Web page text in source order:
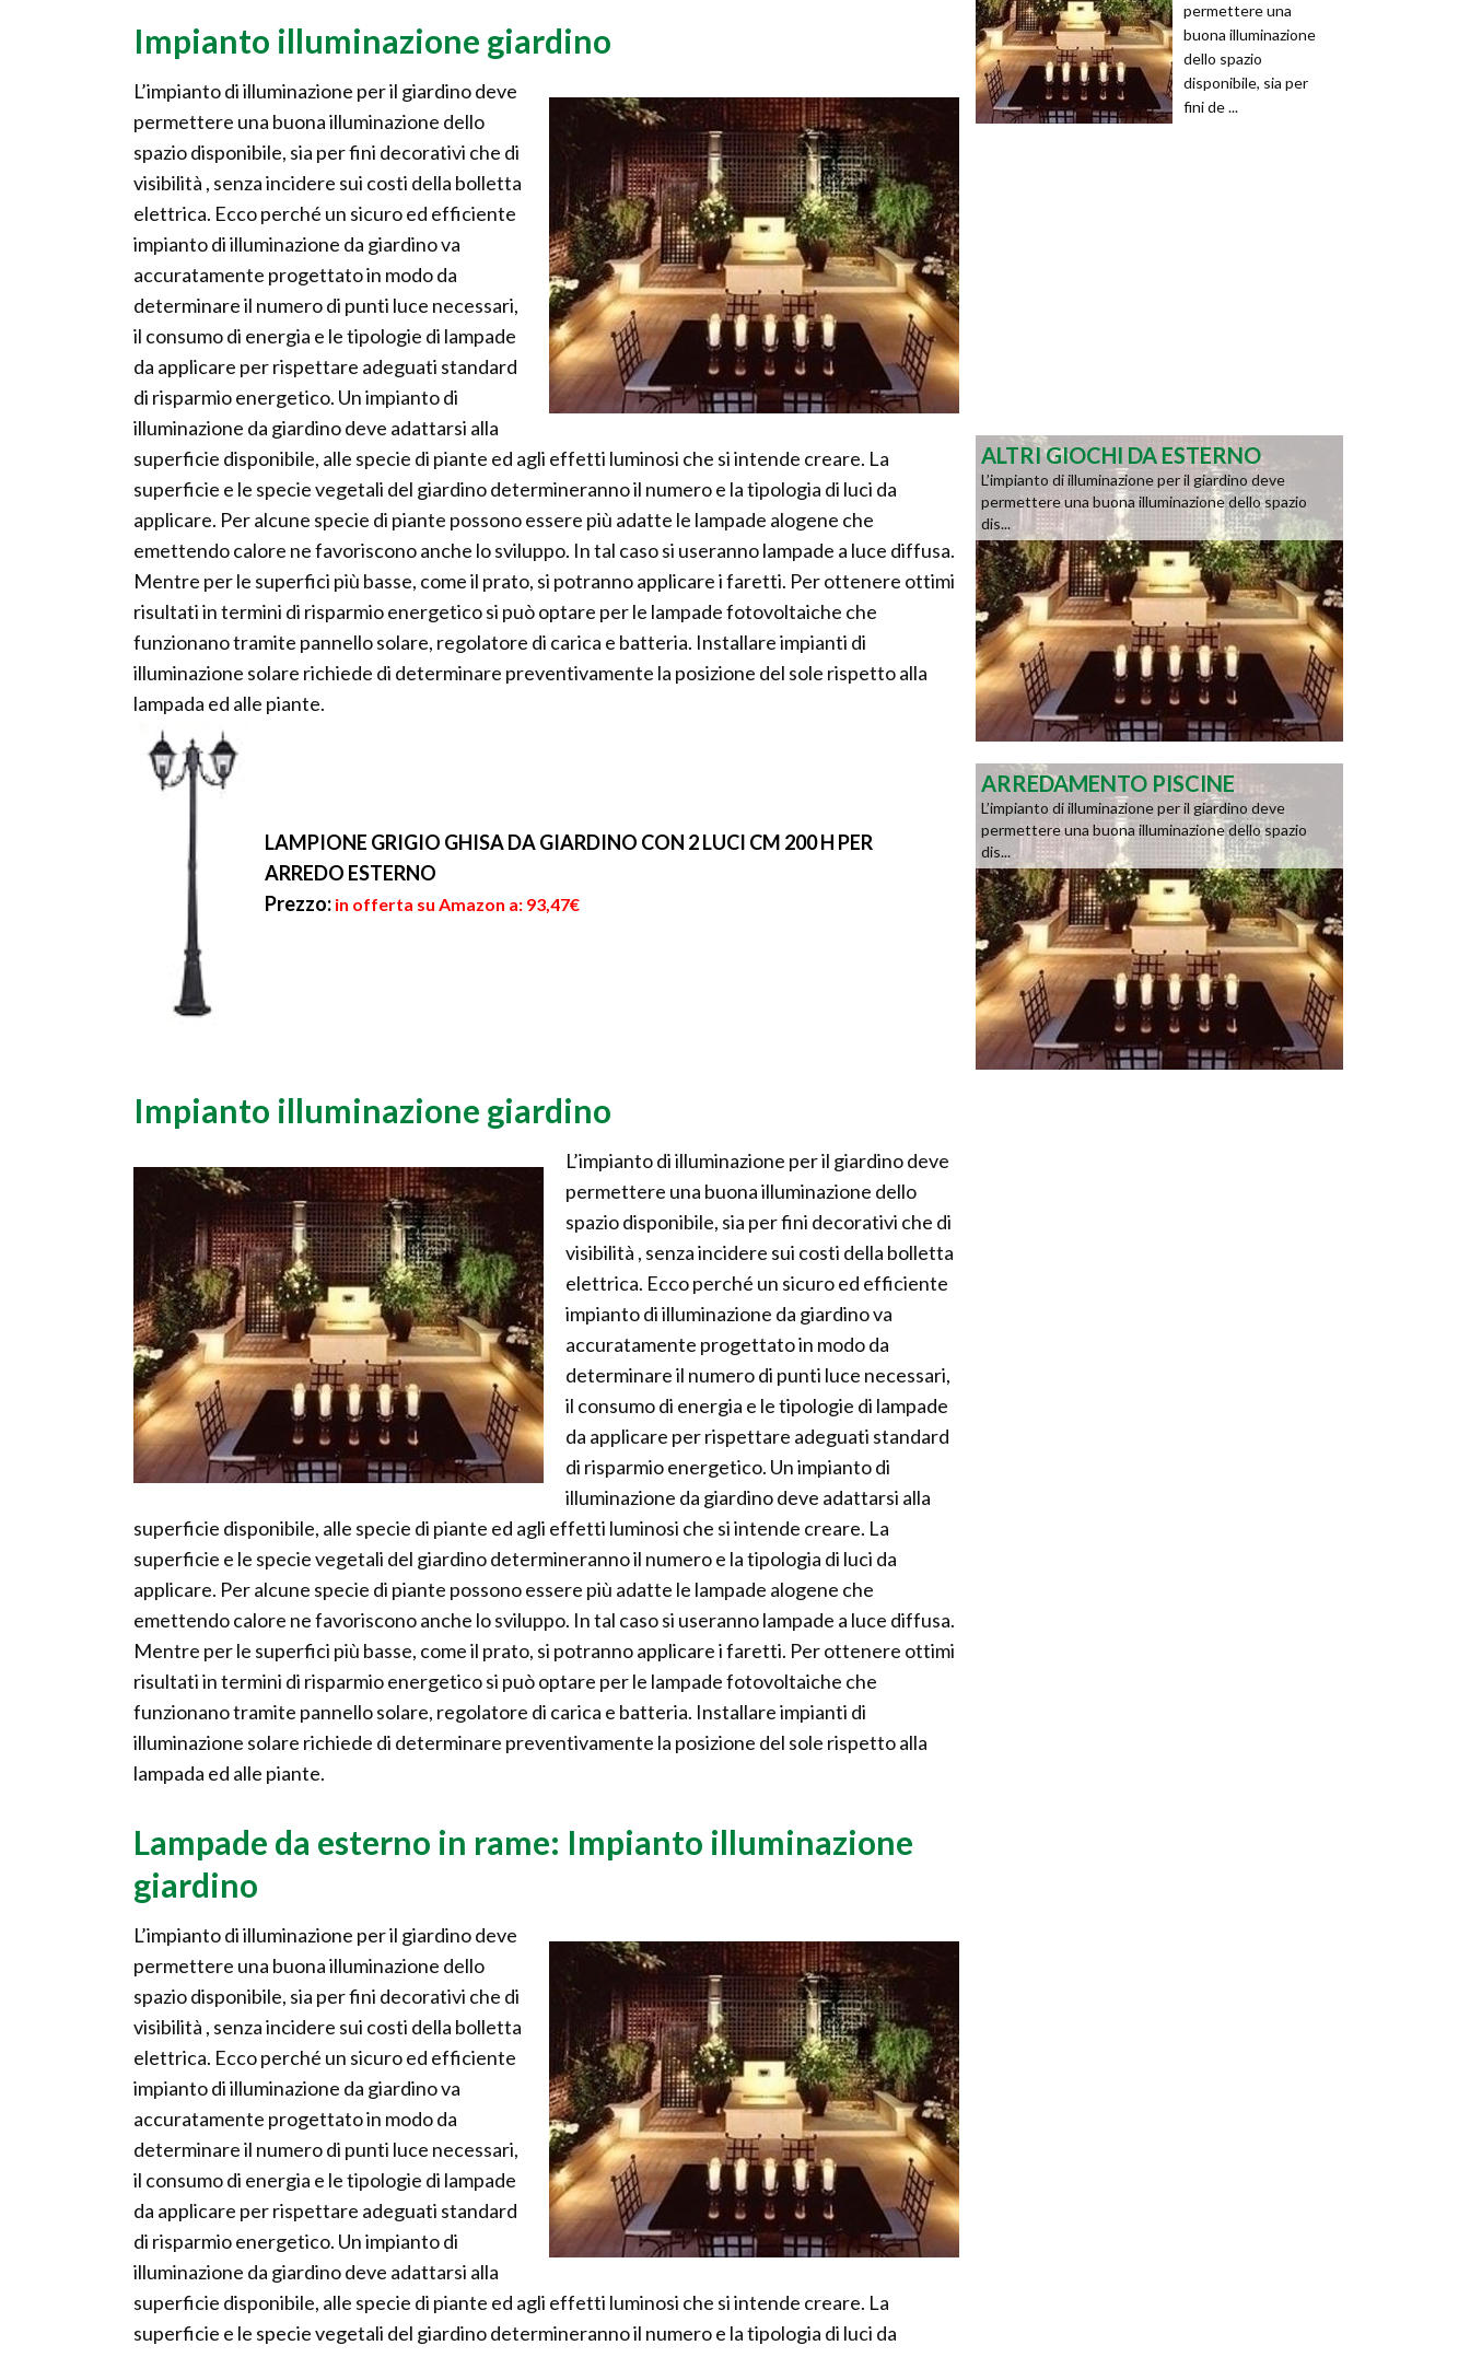
Impianto illuminazione giardino
L’impianto di illuminazione per il giardino deve
permettere una buona illuminazione dello
spazio disponibile, sia per fini decorativi che di
visibilità , senza incidere sui costi della bolletta
elettrica. Ecco perché un sicuro ed efficiente
impianto di illuminazione da giardino va
accuratamente progettato in modo da
determinare il numero di punti luce necessari,
il consumo di energia e le tipologie di lampade
da applicare per rispettare adeguati standard
di risparmio energetico. Un impianto di
illuminazione da giardino deve adattarsi alla
superficie disponibile, alle specie di piante ed agli effetti luminosi che si intende creare. La
superficie e le specie vegetali del giardino determineranno il numero e la tipologia di luci da
applicare. Per alcune specie di piante possono essere più adatte le lampade alogene che
emettendo calore ne favoriscono anche lo sviluppo. In tal caso si useranno lampade a luce diffusa.
Mentre per le superfici più basse, come il prato, si potranno applicare i faretti. Per ottenere ottimi
risultati in termini di risparmio energetico si può optare per le lampade fotovoltaiche che
funzionano tramite pannello solare, regolatore di carica e batteria. Installare impianti di
illuminazione solare richiede di determinare preventivamente la posizione del sole rispetto alla
lampada ed alle piante.
LAMPIONE GRIGIO GHISA DA GIARDINO CON 2 LUCI CM 200 H PER
ARREDO ESTERNO
Prezzo: in offerta su Amazon a: 93,47€
Impianto illuminazione giardino
L’impianto di illuminazione per il giardino deve
permettere una buona illuminazione dello
spazio disponibile, sia per fini decorativi che di
visibilità , senza incidere sui costi della bolletta
elettrica. Ecco perché un sicuro ed efficiente
impianto di illuminazione da giardino va
accuratamente progettato in modo da
determinare il numero di punti luce necessari,
il consumo di energia e le tipologie di lampade
da applicare per rispettare adeguati standard
di risparmio energetico. Un impianto di
illuminazione da giardino deve adattarsi alla
superficie disponibile, alle specie di piante ed agli effetti luminosi che si intende creare. La
superficie e le specie vegetali del giardino determineranno il numero e la tipologia di luci da
applicare. Per alcune specie di piante possono essere più adatte le lampade alogene che
emettendo calore ne favoriscono anche lo sviluppo. In tal caso si useranno lampade a luce diffusa.
Mentre per le superfici più basse, come il prato, si potranno applicare i faretti. Per ottenere ottimi
risultati in termini di risparmio energetico si può optare per le lampade fotovoltaiche che
funzionano tramite pannello solare, regolatore di carica e batteria. Installare impianti di
illuminazione solare richiede di determinare preventivamente la posizione del sole rispetto alla
lampada ed alle piante.
Lampade da esterno in rame: Impianto illuminazione
giardino
L’impianto di illuminazione per il giardino deve
permettere una buona illuminazione dello
spazio disponibile, sia per fini decorativi che di
visibilità , senza incidere sui costi della bolletta
elettrica. Ecco perché un sicuro ed efficiente
impianto di illuminazione da giardino va
accuratamente progettato in modo da
determinare il numero di punti luce necessari,
il consumo di energia e le tipologie di lampade
da applicare per rispettare adeguati standard
di risparmio energetico. Un impianto di
illuminazione da giardino deve adattarsi alla
superficie disponibile, alle specie di piante ed agli effetti luminosi che si intende creare. La
superficie e le specie vegetali del giardino determineranno il numero e la tipologia di luci da
permettere una
buona illuminazione
dello spazio
disponibile, sia per
fini de ...
ALTRI GIOCHI DA ESTERNO
L’impianto di illuminazione per il giardino deve
permettere una buona illuminazione dello spazio
dis...
ARREDAMENTO PISCINE
L’impianto di illuminazione per il giardino deve
permettere una buona illuminazione dello spazio
dis...